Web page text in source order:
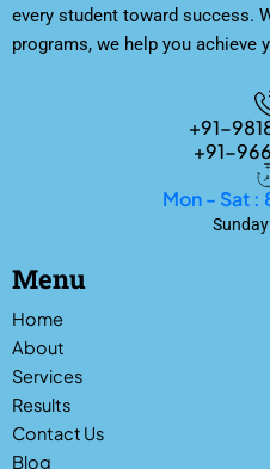
every student toward success.
programs, we help you achieve
+91-
+91-
Mon - Sat :
Menu
Home
About
Services
Results
Contact Us
Blog